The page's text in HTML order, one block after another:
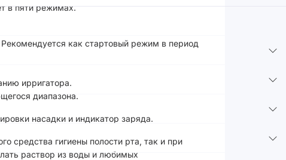
в пяти режимах.
как стартовый режим в период
ирригатора.
диапазона.
насадки и индикатор заряда.
средства гигиены полости рта, так и при
раствор из воды и любимых